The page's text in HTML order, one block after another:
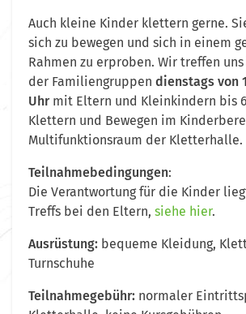
Auch kleine Kinder klettern gerne.
sich zu bewegen und sich in einem
Rahmen zu erproben. Wir treffen
der Familiengruppen dienstags von
Uhrmit Eltern und Kleinkindern bis 6
Klettern und Bewegen im
Multifunktionsraum der Kletterhalle.
Teilnahmebedingungen:
Die Verantwortung für die Kinder
Treffs bei den Eltern, siehe hier.
Ausrüstung: bequeme Kleidung,
Turnschuhe
Teilnahmegebühr: normaler